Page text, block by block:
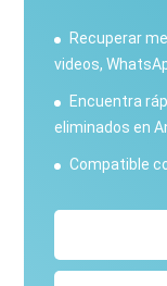
Recuperar
videos,
Encuentra
eliminados en
Compatible